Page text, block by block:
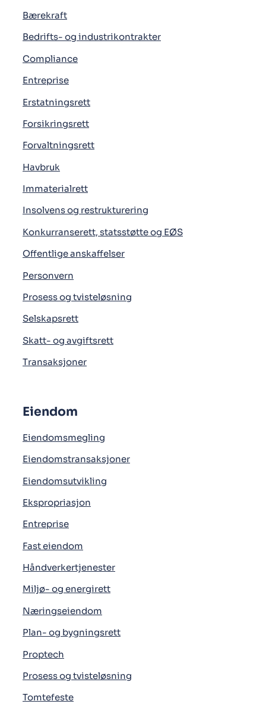
Bærekraft
Bedrifts- og industrikontrakter
Compliance
Entreprise
Erstatningsrett
Forsikringsrett
Forvaltningsrett
Havbruk
Immaterialrett
Insolvens og restrukturering
Konkurranserett, statsstøtte og EØS
Offentlige anskaffelser
Personvern
Prosess og tvisteløsning
Selskapsrett
Skatt- og avgiftsrett
Transaksjoner
Eiendom
Eiendomsmegling
Eiendomstransaksjoner
Eiendomsutvikling
Ekspropriasjon
Entreprise
Fast eiendom
Håndverkertjenester
Miljø- og energirett
Næringseiendom
Plan- og bygningsrett
Proptech
Prosess og tvisteløsning
Tomtefeste